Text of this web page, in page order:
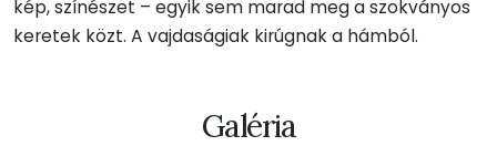
kép, színészet – egyik sem marad meg a szokványos
keretek közt. A vajdaságiak kirúgnak a hámból.
Galéria